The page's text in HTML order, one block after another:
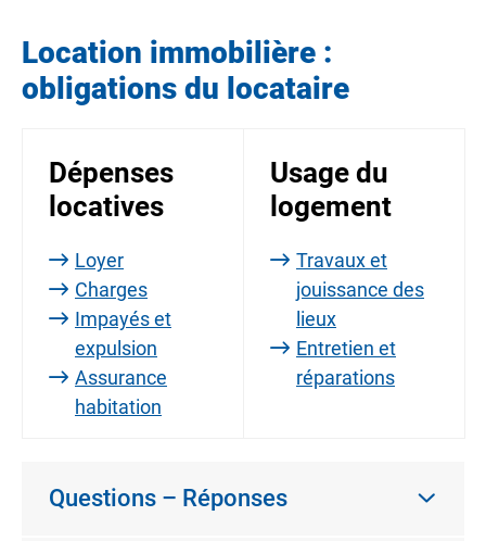
Location immobilière :
obligations du locataire
Dépenses
locatives
Loyer
Charges
Impayés et
expulsion
Assurance
habitation
Usage du
logement
Travaux et
jouissance des
lieux
Entretien et
réparations
Questions – Réponses